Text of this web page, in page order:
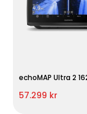
echoMAP Ultra 2
57.299 kr